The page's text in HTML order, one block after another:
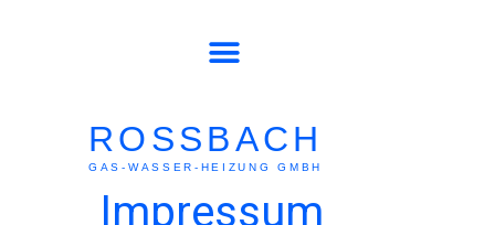
ROSSBACH
GAS-WASSER-HEIZUNG GMBH
Impressum